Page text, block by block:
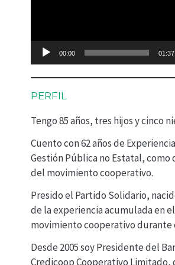
d
t
o
e
v
í
00:00 01:37
PERFIL
Tengo 85 años, tres hijos y cinco
Cuento con 62 años de
Gestión Pública no Estatal, como
del movimiento cooperativo.
Presido el Partido Solidario,
de la experiencia acumulada en el
movimiento cooperativo durante
Desde 2005 soy Presidente del
Credicoop Cooperativo Limitado,